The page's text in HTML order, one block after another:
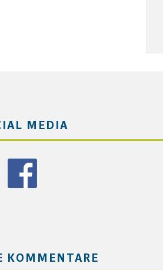
MEDIA
KOMMENTARE